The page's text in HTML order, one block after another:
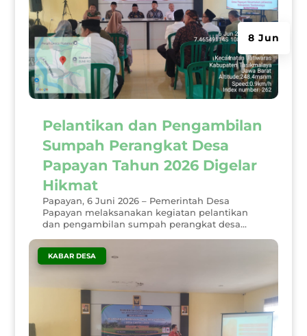
Pelantikan dan Pengambilan
Sumpah Perangkat Desa
Papayan Tahun 2026 Digelar
Hikmat
8 Jun
Papayan, 6 Juni 2026 – Pemerintah Desa
Papayan melaksanakan kegiatan pelantikan
dan pengambilan sumpah perangkat desa...
KABAR DESA